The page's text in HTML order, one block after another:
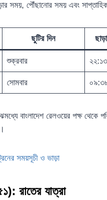
সময়, পৌঁছানোর সময় এবং
ছুটির দিন
শুক্রবার
সোমবার
বাংলাদেশ রেলওয়ের পক্ষ থেকে
সময়সূচী ও ভাড়া
রাতের যাত্রা